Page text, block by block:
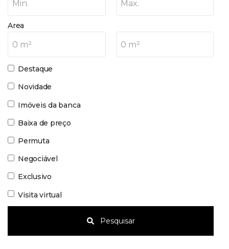
Min. Max.
Area
0 m² 0 m²
Destaque
Novidade
Imóveis da banca
Baixa de preço
Permuta
Negociável
Exclusivo
Visita virtual
Pesquisar